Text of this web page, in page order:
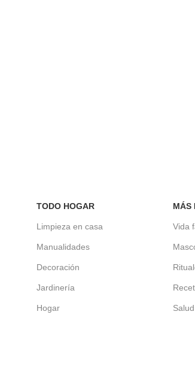
TODO HOGAR
Limpieza en casa
Manualidades
Decoración
Jardinería
Hogar
MÁS
Vida
Salud